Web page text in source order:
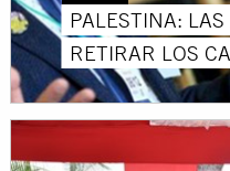
PALESTINA:
RETIRAR LOS